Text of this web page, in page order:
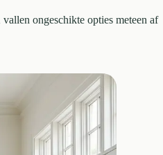
ongeschikte opties meteen af